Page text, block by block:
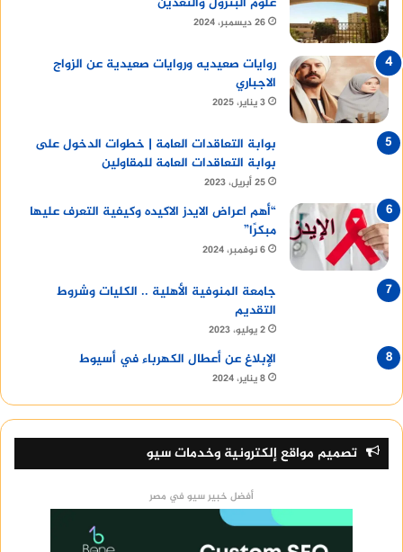
26 ديسمبر، 2024
روايات صعيديه وروايات صعيدية عن الزواج
الاجباري
3 يناير، 2025
بوابة التعاقدات العامة | خطوات الدخول على
بوابة التعاقدات العامة للمقاولين
25 أبريل، 2023
“أهم اعراض الايدز الاكيده وكيفية التعرف عليها
مبكرًا”
6 نوفمبر، 2024
جامعة المنوفية الأهلية .. الكليات وشروط
التقديم
2 يوليو، 2023
الإبلاغ عن أعطال الكهرباء في أسيوط
8 يناير، 2024
تصميم مواقع إلكترونية وخدمات سيو
أفضل خبير سيو في مصر